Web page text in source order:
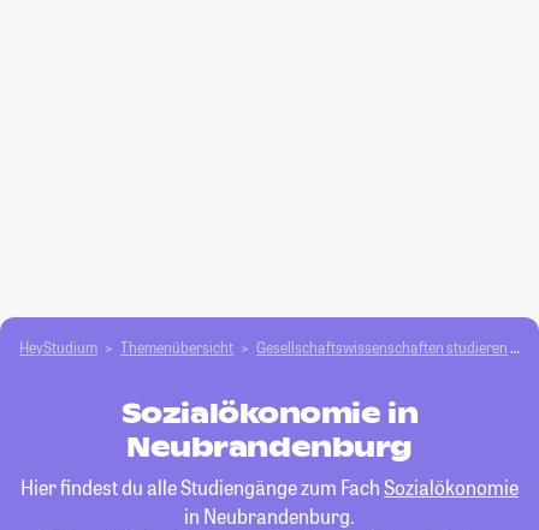
HeyStudium Themenübersicht Gesellschafts­­wissenschaften studieren
Sozialökonomie in
Neubrandenburg
Hier findest du alle Studiengänge zum FachSozialökonomie
in Neubrandenburg.